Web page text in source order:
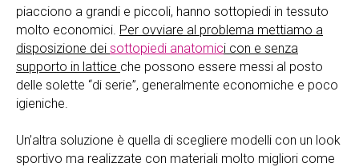
piacciono a grandi e piccoli, hanno sottopiedi in tessuto
molto economici. Per ovviare al problema mettiamo a
disposizione dei sottopiedi anatomici con e senza
supporto in lattice che possono essere messi al posto
delle solette “di serie”, generalmente economiche e poco
igieniche.
Un’altra soluzione è quella di scegliere modelli con un look
sportivo ma realizzate con materiali molto migliori come